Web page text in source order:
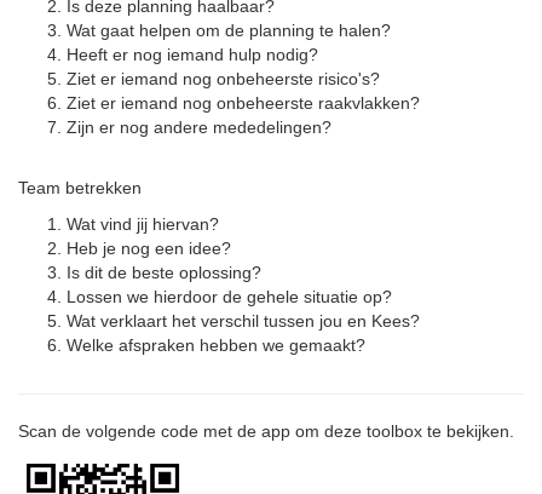
Is deze planning haalbaar?
Wat gaat helpen om de planning te halen?
Heeft er nog iemand hulp nodig?
Ziet er iemand nog onbeheerste risico's?
Ziet er iemand nog onbeheerste raakvlakken?
Zijn er nog andere mededelingen?
Team betrekken
Wat vind jij hiervan?
Heb je nog een idee?
Is dit de beste oplossing?
Lossen we hierdoor de gehele situatie op?
Wat verklaart het verschil tussen jou en Kees?
Welke afspraken hebben we gemaakt?
Scan de volgende code met de app om deze toolbox te bekijken.